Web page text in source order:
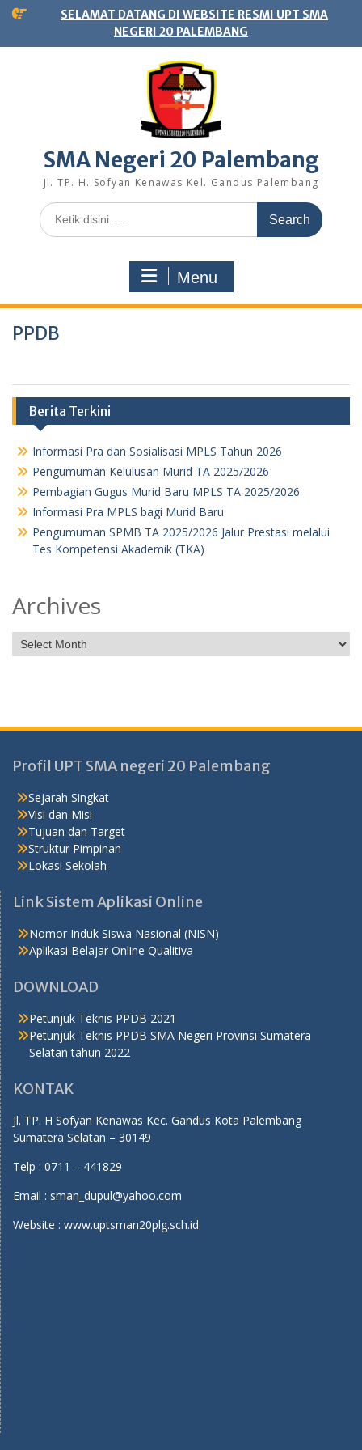
Skip
SELAMAT DATANG DI WEBSITE RESMI UPT SMA
NEGERI 20 PALEMBANG
SMA Negeri 20 Palembang
Jl. TP. H. Sofyan Kenawas Kel. Gandus Palembang
Search
for:
Menu
PPDB
Berita Terkini
Informasi Pra dan Sosialisasi MPLS Tahun 2026
Pengumuman Kelulusan Murid TA 2025/2026
Pembagian Gugus Murid Baru MPLS TA 2025/2026
Informasi Pra MPLS bagi Murid Baru
Pengumuman SPMB TA 2025/2026 Jalur Prestasi melalui
Tes Kompetensi Akademik (TKA)
Archives
Profil UPT SMA negeri 20 Palembang
Sejarah Singkat
Visi dan Misi
Tujuan dan Target
Struktur Pimpinan
Lokasi Sekolah
Link Sistem Aplikasi Online
Nomor Induk Siswa Nasional (NISN)
Aplikasi Belajar Online Qualitiva
DOWNLOAD
Petunjuk Teknis PPDB 2021
Petunjuk Teknis PPDB SMA Negeri Provinsi Sumatera
Selatan tahun 2022
KONTAK
Jl. TP. H Sofyan Kenawas Kec. Gandus Kota Palembang
Sumatera Selatan – 30149
Telp : 0711 – 441829
Email : sman_dupul@yahoo.com
Website : www.uptsman20plg.sch.id